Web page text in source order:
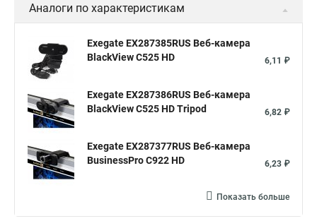
Аналоги по характеристикам
Exegate EX287385RUS Веб-камера
BlackView C525 HD
6,11 ₽
Exegate EX287386RUS Веб-камера
BlackView C525 HD Tripod
6,82 ₽
Exegate EX287377RUS Веб-камера
BusinessPro C922 HD
6,23 ₽
Показать больше